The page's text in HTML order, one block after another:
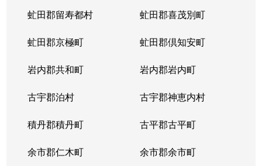
虻田郡留寿都村 虻田郡喜茂別町
虻田郡京極町 虻田郡倶知安町
岩内郡共和町 岩内郡岩内町
古宇郡泊村 古宇郡神恵内村
積丹郡積丹町 古平郡古平町
余市郡仁木町 余市郡余市町